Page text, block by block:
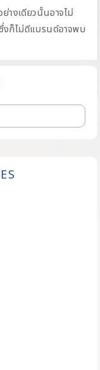
างเดียวนั้นอาจไม่
งก็ไม่ดีแบรนด์อาจพบ